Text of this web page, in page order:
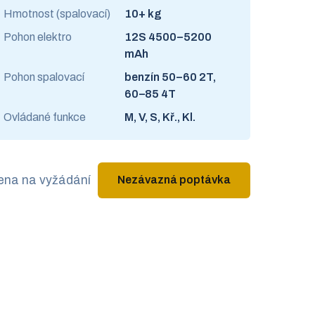
Hmotnost (spalovací)
10+ kg
Pohon elektro
12S 4500–5200
mAh
Pohon spalovací
benzín 50–60 2T,
60–85 4T
Ovládané funkce
M, V, S, Kř., Kl.
na vyžádání Nezávazná poptávka